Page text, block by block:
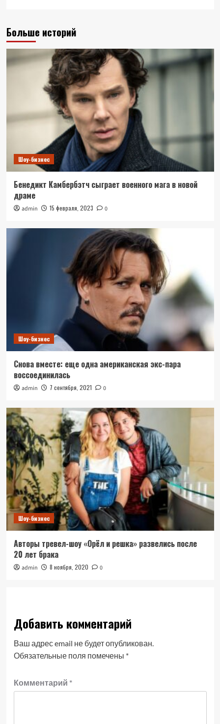
Больше историй
Шоу-бизнес
Бенедикт Камбербэтч сыграет военного мага в новой
драме
admin 15 февраля, 2023 0
Шоу-бизнес
Снова вместе: еще одна американская экс-пара
воссоединилась
admin 7 сентября, 2021 0
Шоу-бизнес
Авторы тревел-шоу «Орёл и решка» развелись после
20 лет брака
admin 8 ноября, 2020 0
Добавить комментарий
Ваш адрес email не будет опубликован.
Обязательные поля помечены *
Комментарий *